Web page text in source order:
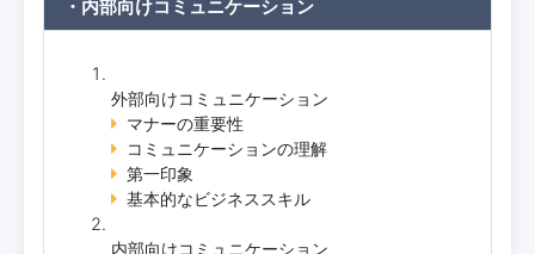
・内部向けコミュニケーション
外部向けコミュニケーション
マナーの重要性
コミュニケーションの理解
第一印象
基本的なビジネススキル
内部向けコミュニケーション